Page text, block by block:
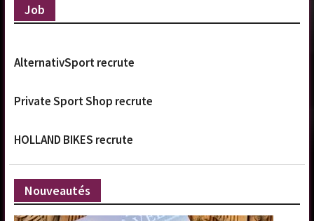
Job
AlternativSport recrute
Private Sport Shop recrute
HOLLAND BIKES recrute
Nouveautés